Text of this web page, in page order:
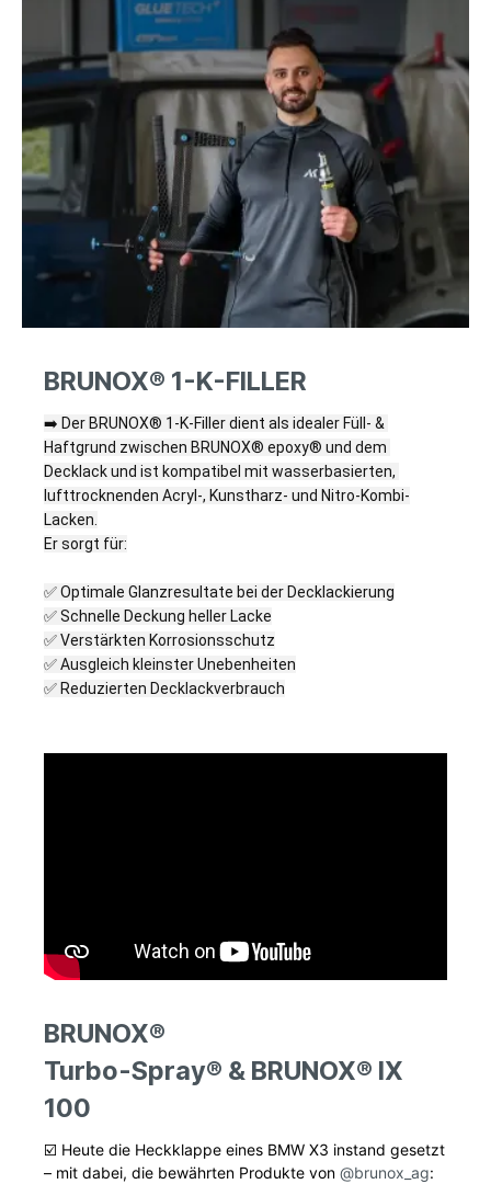
BRUNOX® 1-K-FILLER
➡️ Der BRUNOX® 1-K-Filler dient als idealer Füll- &
Haftgrund zwischen BRUNOX® epoxy® und dem
Decklack und ist kompatibel mit wasserbasierten,
lufttrocknenden Acryl-, Kunstharz- und Nitro-Kombi-
Lacken.
Er sorgt für:
✅ Optimale Glanzresultate bei der Decklackierung
✅ Schnelle Deckung heller Lacke
✅ Verstärkten Korrosionsschutz
✅ Ausgleich kleinster Unebenheiten
✅ Reduzierten Decklackverbrauch
BRUNOX®
Turbo-Spray® & BRUNOX® IX
100
☑️ Heute die Heckklappe eines BMW X3 instand gesetzt
– mit dabei, die bewährten Produkte von @brunox_ag: